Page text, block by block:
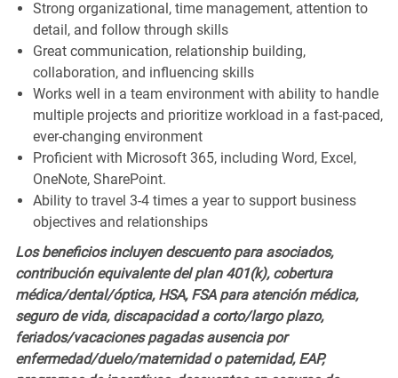
Strong organizational, time management, attention to
detail, and follow through skills
Great communication, relationship building,
collaboration, and influencing skills
Works well in a team environment with ability to handle
multiple projects and prioritize workload in a fast-paced,
ever-changing environment
Proficient with Microsoft 365, including Word, Excel,
OneNote, SharePoint.
Ability to travel 3-4 times a year to support business
objectives and relationships
Los beneficios incluyen descuento para asociados,
contribución equivalente del plan 401(k), cobertura
médica/dental/óptica,HSA, FSA para atención médica,
seguro de vida, discapacidad a corto/largo plazo,
feriados/vacaciones pagadasausencia por
enfermedad/duelo/maternidad o paternidad, EAP,